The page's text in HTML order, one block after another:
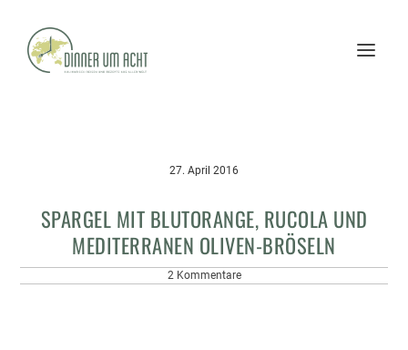
27. April 2016
SPARGEL MIT BLUTORANGE, RUCOLA UND
MEDITERRANEN OLIVEN-BRÖSELN
2 Kommentare